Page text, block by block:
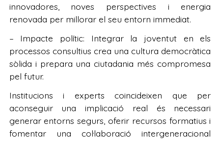
innovadores, noves perspectives i energia
renovada per millorar el seu entorn immediat.
– Impacte polític: Integrar la joventut en els
processos consultius crea una cultura democràtica
sòlida i prepara una ciutadania més compromesa
pel futur.
Institucions i experts coincideixen que per
aconseguir una implicació real és necessari
generar entorns segurs, oferir recursos formatius i
fomentar una col·laboració intergeneracional